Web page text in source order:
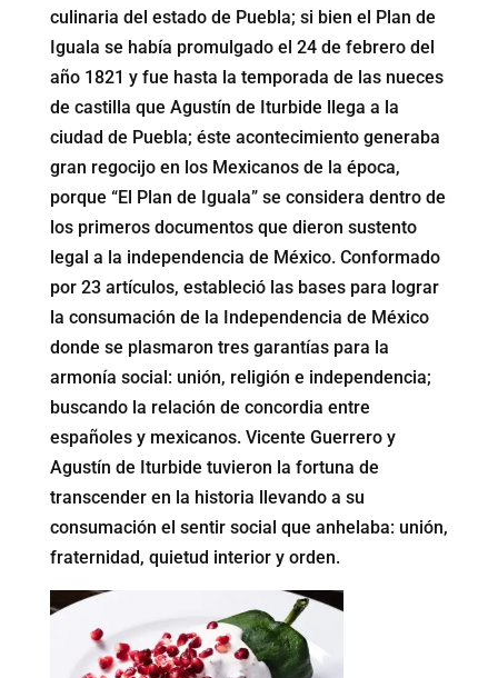
culinaria del estado de Puebla; si bien el Plan de
Iguala se había promulgado el 24 de febrero del
año 1821 y fue hasta la temporada de las nueces
de castilla que Agustín de Iturbide llega a la
ciudad de Puebla; éste acontecimiento generaba
gran regocijo en los Mexicanos de la época,
porque “El Plan de Iguala” se considera dentro de
los primeros documentos que dieron sustento
legal a la independencia de México. Conformado
por 23 artículos, estableció las bases para lograr
la consumación de la Independencia de México
donde se plasmaron tres garantías para la
armonía social: unión, religión e independencia;
buscando la relación de concordia entre
españoles y mexicanos. Vicente Guerrero y
Agustín de Iturbide tuvieron la fortuna de
transcender en la historia llevando a su
consumación el sentir social que anhelaba: unión,
fraternidad, quietud interior y orden.